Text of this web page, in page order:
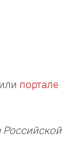
или портале
Российской